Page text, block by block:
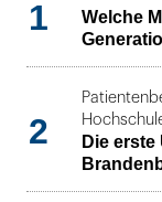
1
Welche
2
Die